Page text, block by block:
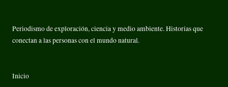
Periodismo de exploración, ciencia y medio ambiente. Historias que
conectan a las personas con el mundo natural.
Inicio